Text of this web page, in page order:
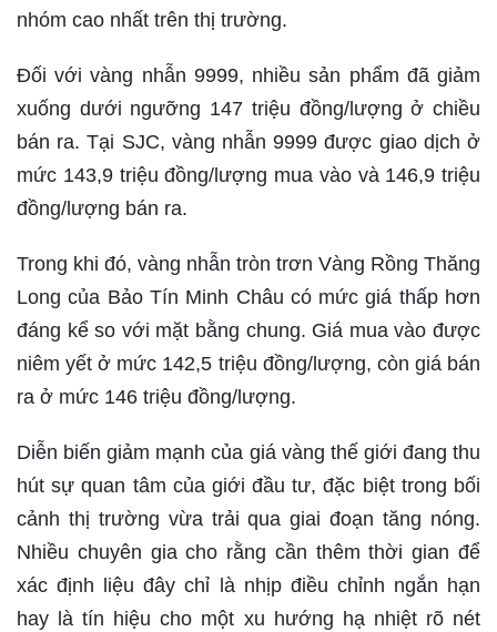
nhóm cao nhất trên thị trường.
Đối với vàng nhẫn 9999, nhiều sản phẩm đã giảm
xuống dưới ngưỡng 147 triệu đồng/lượng ở chiều
bán ra. Tại SJC, vàng nhẫn 9999 được giao dịch ở
mức 143,9 triệu đồng/lượng mua vào và 146,9 triệu
đồng/lượng bán ra.
Trong khi đó, vàng nhẫn tròn trơn Vàng Rồng Thăng
Long của Bảo Tín Minh Châu có mức giá thấp hơn
đáng kể so với mặt bằng chung. Giá mua vào được
niêm yết ở mức 142,5 triệu đồng/lượng, còn giá bán
ra ở mức 146 triệu đồng/lượng.
Diễn biến giảm mạnh của giá vàng thế giới đang thu
hút sự quan tâm của giới đầu tư, đặc biệt trong bối
cảnh thị trường vừa trải qua giai đoạn tăng nóng.
Nhiều chuyên gia cho rằng cần thêm thời gian để
xác định liệu đây chỉ là nhịp điều chỉnh ngắn hạn
hay là tín hiệu cho một xu hướng hạ nhiệt rõ nét